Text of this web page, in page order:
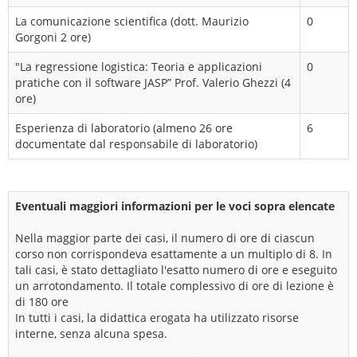
La comunicazione scientifica (dott. Maurizio
Gorgoni 2 ore)
0
"La regressione logistica: Teoria e applicazioni
pratiche con il software JASP” Prof. Valerio Ghezzi (4
ore)
0
Esperienza di laboratorio (almeno 26 ore
documentate dal responsabile di laboratorio)
6
Eventuali maggiori informazioni per le voci sopra elencate
Nella maggior parte dei casi, il numero di ore di ciascun
corso non corrispondeva esattamente a un multiplo di 8. In
tali casi, è stato dettagliato l'esatto numero di ore e eseguito
un arrotondamento. Il totale complessivo di ore di lezione è
di 180 ore
In tutti i casi, la didattica erogata ha utilizzato risorse
interne, senza alcuna spesa.